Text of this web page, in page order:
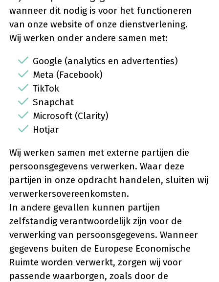
wanneer dit nodig is voor het functioneren
van onze website of onze dienstverlening.
Wij werken onder andere samen met:
Google (analytics en advertenties)
Meta (Facebook)
TikTok
Snapchat
Microsoft (Clarity)
Hotjar
Wij werken samen met externe partijen die
persoonsgegevens verwerken. Waar deze
partijen in onze opdracht handelen, sluiten wij
verwerkersovereenkomsten.
In andere gevallen kunnen partijen
zelfstandig verantwoordelijk zijn voor de
verwerking van persoonsgegevens. Wanneer
gegevens buiten de Europese Economische
Ruimte worden verwerkt, zorgen wij voor
passende waarborgen, zoals door de